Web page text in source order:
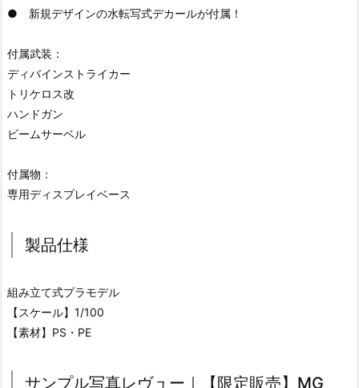
● 新規デザインの水転写式デカールが付属！
付属武装：
ディバインストライカー
トリケロス改
ハンドガン
ビームサーベル
付属物：
専用ディスプレイベース
製品仕様
組み立て式プラモデル
【スケール】1/100
【素材】PS・PE
サンプル写真レヴュー｜【限定販売】MG